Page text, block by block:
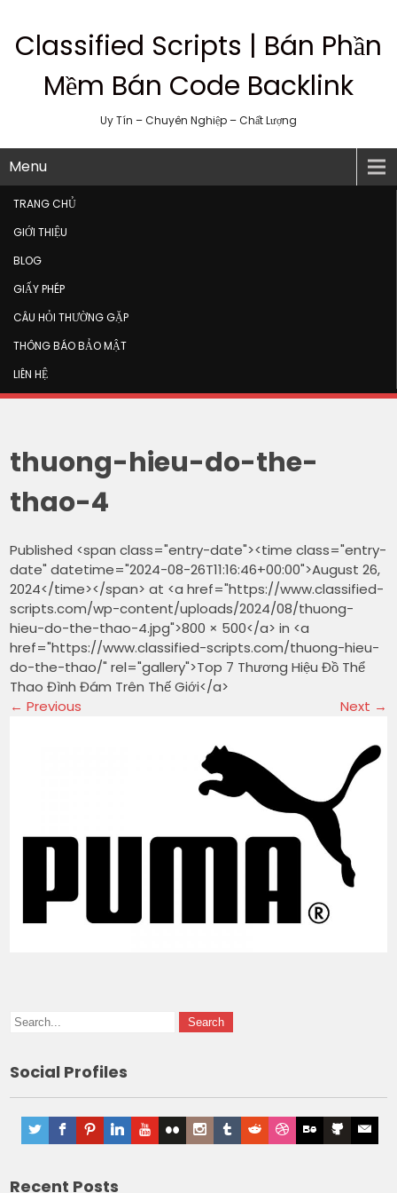
Classified Scripts | Bán Phần
Mềm Bán Code Backlink
Uy Tín – Chuyên Nghiệp – Chất Lượng
Menu
TRANG CHỦ
GIỚI THIỆU
BLOG
GIẤY PHÉP
CÂU HỎI THƯỜNG GẶP
THÔNG BÁO BẢO MẬT
LIÊN HỆ
thuong-hieu-do-the-
thao-4
Published <span class="entry-date"><time class="entry-
date" datetime="2024-08-26T11:16:46+00:00">August 26,
2024</time></span> at <a href="https://www.classified-
scripts.com/wp-content/uploads/2024/08/thuong-
hieu-do-the-thao-4.jpg">800 × 500</a> in <a
href="https://www.classified-scripts.com/thuong-hieu-
do-the-thao/" rel="gallery">Top 7 Thương Hiệu Đồ Thể
Thao Đình Đám Trên Thế Giới</a>
← Previous Next →
Social Profiles
Recent Posts